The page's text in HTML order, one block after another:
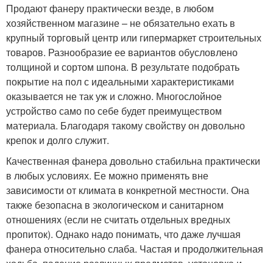
Продают фанеру практически везде, в любом
хозяйственном магазине – не обязательно ехать в
крупный торговый центр или гипермаркет строительных
товаров. Разнообразие ее вариантов обусловлено
толщиной и сортом шпона. В результате подобрать
покрытие на пол с идеальными характеристиками
оказывается не так уж и сложно. Многослойное
устройство само по себе будет преимуществом
материала. Благодаря такому свойству он довольно
крепок и долго служит.
Качественная фанера довольно стабильна практически
в любых условиях. Ее можно применять вне
зависимости от климата в конкретной местности. Она
также безопасна в экологическом и санитарном
отношениях (если не считать отдельных вредных
пропиток). Однако надо понимать, что даже лучшая
фанера относительно слаба. Частая и продолжительная